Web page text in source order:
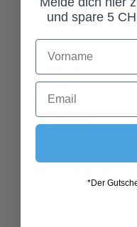
und spare 5
*Der